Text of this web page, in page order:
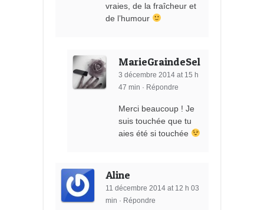
vraies, de la fraîcheur et
de l’humour
MarieGraindeSel
3 décembre 2014 at 15 h
47 min · Répondre
Merci beaucoup ! Je
suis touchée que tu
aies été si touchée
Aline
11 décembre 2014 at 12 h 03
min · Répondre